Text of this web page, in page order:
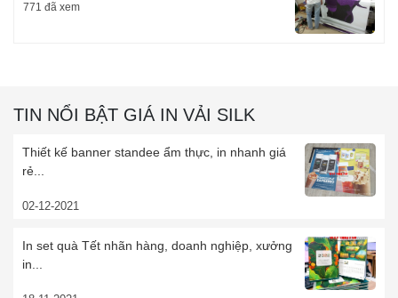
771 đã xem
TIN NỔI BẬT GIÁ IN VẢI SILK
Thiết kế banner standee ẩm thực, in nhanh giá
rẻ...
02-12-2021
In set quà Tết nhãn hàng, doanh nghiệp, xưởng
in...